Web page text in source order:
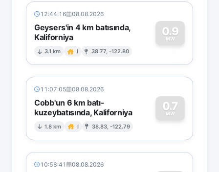
12:44:16 08.08.2026
Geysers'in 4 km batısında,
Kaliforniya
3.1 km I 38.77, -122.80
0.9
MW
0
11:07:05 08.08.2026
Cobb'un 6 km batı-
kuzeybatısında, Kaliforniya
1.8 km I 38.83, -122.79
0.7
MW
0
10:58:41 08.08.2026